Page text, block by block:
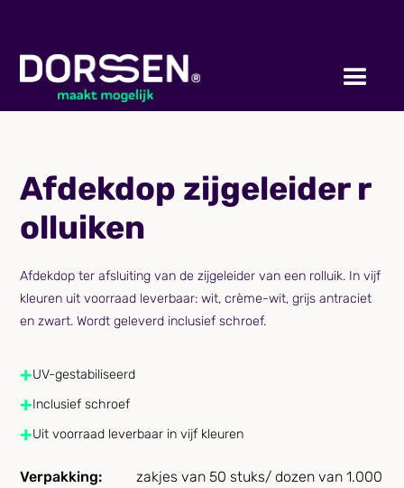
Afdekdop zijgeleider r
olluiken
Afdekdop ter afsluiting van de zijgeleider van een rolluik. In vijf
kleuren uit voorraad leverbaar: wit, crème-wit, grijs antraciet
en zwart. Wordt geleverd inclusief schroef.
+UV-gestabiliseerd
+Inclusief schroef
+Uit voorraad leverbaar in vijf kleuren
Verpakking:
zakjes van 50 stuks/ dozen van 1.000